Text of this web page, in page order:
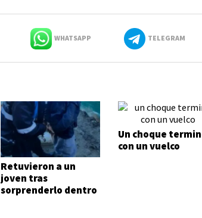
WHATSAPP TELEGRAM
Retuvieron a un
joven tras
sorprenderlo dentro
Un choque
con un vuelco